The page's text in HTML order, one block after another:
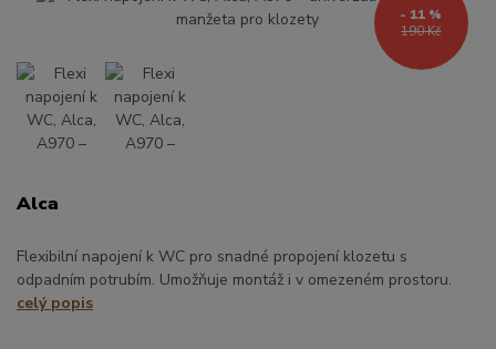
190 Kč
- 11 %
Alca
Flexibilní napojení k WC pro snadné propojení klozetu s
odpadním potrubím. Umožňuje montáž i v omezeném prostoru.
celý popis